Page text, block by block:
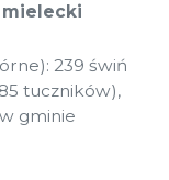
239 świń
tuczników),
gminie